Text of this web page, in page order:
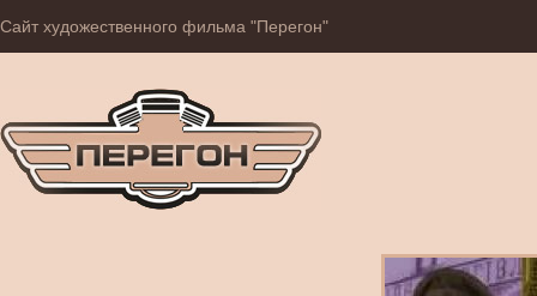
Сайт художественного фильма "Перегон"